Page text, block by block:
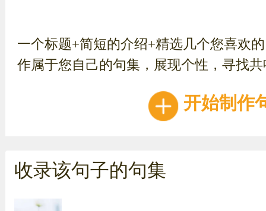
一个标题+简短的介绍+精选几个您喜欢
作属于您自己的句集，展现个性，寻找
开始制作
收录该句子的句集